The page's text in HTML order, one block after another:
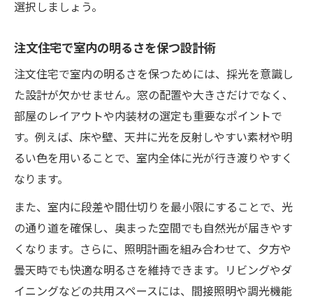
選択しましょう。
注文住宅で室内の明るさを保つ設計術
注文住宅で室内の明るさを保つためには、採光を意識し
た設計が欠かせません。窓の配置や大きさだけでなく、
部屋のレイアウトや内装材の選定も重要なポイントで
す。例えば、床や壁、天井に光を反射しやすい素材や明
るい色を用いることで、室内全体に光が行き渡りやすく
なります。
また、室内に段差や間仕切りを最小限にすることで、光
の通り道を確保し、奥まった空間でも自然光が届きやす
くなります。さらに、照明計画を組み合わせて、夕方や
曇天時でも快適な明るさを維持できます。リビングやダ
イニングなどの共用スペースには、間接照明や調光機能